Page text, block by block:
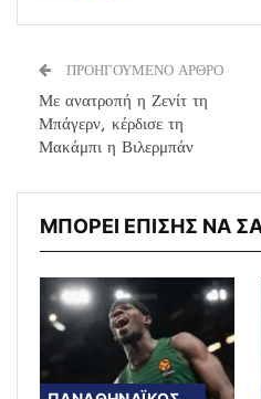
ΠΡΟΗΓΟΥΜΕΝΟ ΑΡΘΡΟ
Με ανατροπή η Ζενίτ τη
Μπάγερν, κέρδισε τη
Μακάμπι η Βιλερμπάν
ΜΠΟΡΕΙ ΕΠΙΣΗΣ ΝΑ